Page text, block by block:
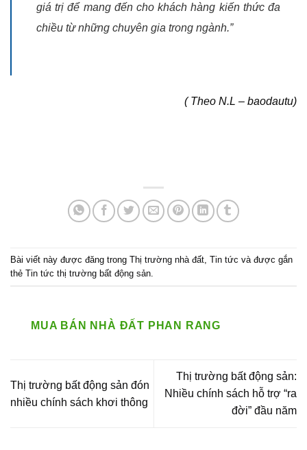
giá trị để mang đến cho khách hàng kiến thức đa
chiều từ những chuyên gia trong ngành.”
( Theo N.L – baodautu)
Bài viết này được đăng trong Thị trường nhà đất Tin tức và được gắn
thẻ Tin tức thị trường bất động sản
MUA BÁN NHÀ ĐẤT PHAN RANG
Thị trường bất động sản đón
nhiều chính sách khơi thông
Thị trường bất động sản:
Nhiều chính sách hỗ trợ “ra
đời” đầu năm